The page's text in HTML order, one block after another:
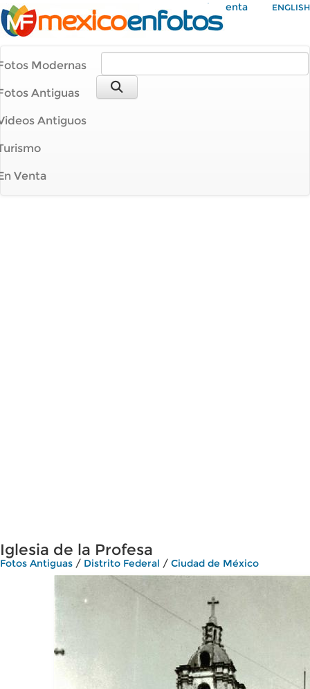
Mi Cuenta ENGLISH
Modernas
Antiguas
Antiguos
Venta
Iglesia de la Profesa
Fotos Antiguas / Distrito Federal / Ciudad de México